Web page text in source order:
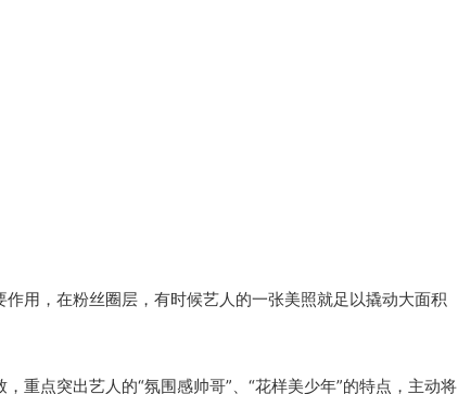
，在粉丝圈层，有时候艺人的一张美照就足以撬动大面积
点突出艺人的“氛围感帅哥”、“花样美少年”的特点，主动将